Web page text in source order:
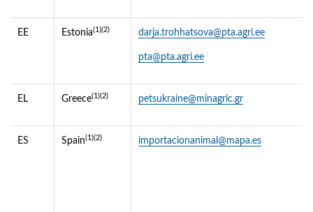
EE Estonia(1)(2) darja.trohhatsova@pta.agri.ee
pta@pta.agri.ee
EL Greece(1)(2) petsukraine@minagric.gr
ES Spain(1)(2) importacionanimal@mapa.es